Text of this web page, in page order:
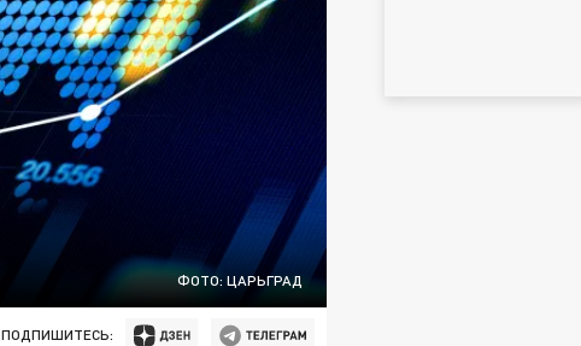
ФОТО: ЦАРЬГРАД
ПОДПИШИТЕСЬ: